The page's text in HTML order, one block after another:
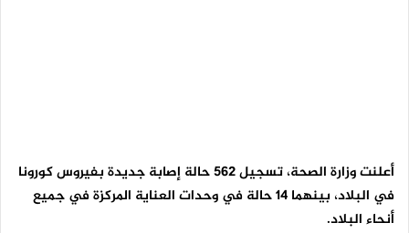
أعلنت وزارة الصحة، تسجيل 562 حالة إصابة جديدة بفيروس كورونا
في البلاد، بينهما 14 حالة في وحدات العناية المركزة في جميع
أنحاء البلاد.